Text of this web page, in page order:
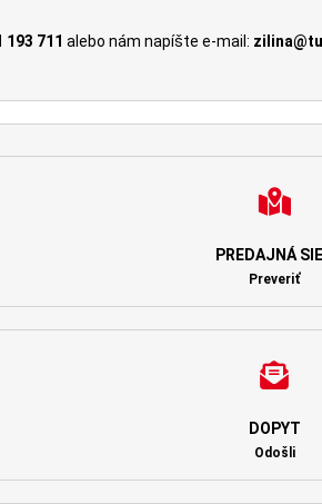
193 711 alebo nám napíšte e-mail:
PREDAJNÁ
Preveriť
DOPYT
Odošli